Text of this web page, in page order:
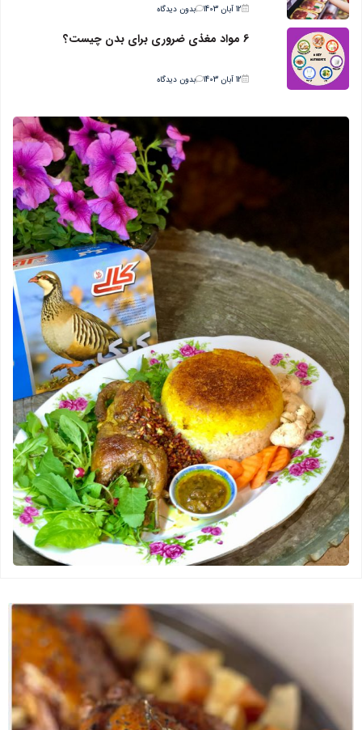
12 آبان 1403 بدون دیدگاه
6 مواد مغذی ضروری برای بدن چیست؟
12 آبان 1403 بدون دیدگاه